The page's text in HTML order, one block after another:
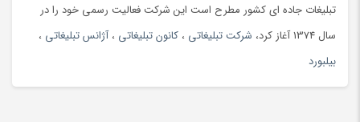
تبلیغات جاده ای کشور مطرح است این شرکت فعالیت رسمی خود را در
سال 1374 آغاز کرد،
شرکت تبلیغاتی ، کانون تبلیغاتی ،آژانس تبلیغاتی ،
بیلبورد